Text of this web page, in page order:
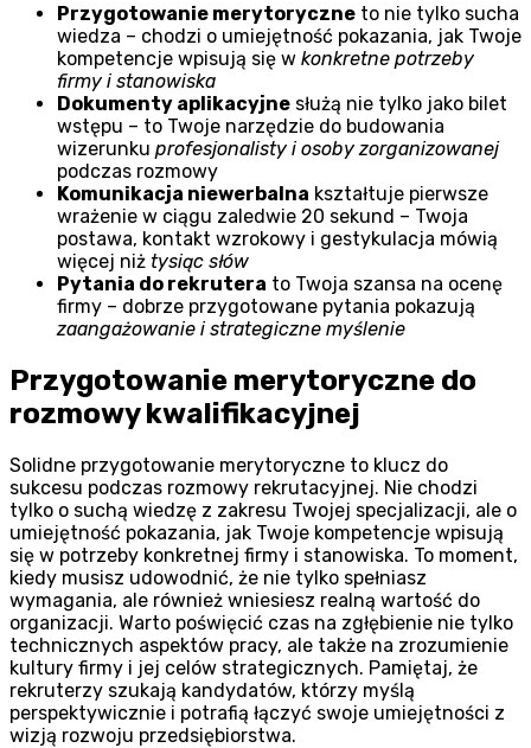
Przygotowanie merytoryczne to nie tylko sucha
wiedza – chodzi o umiejętność pokazania, jak Twoje
kompetencje wpisują się w konkretne potrzeby
firmy i stanowiska
Dokumenty aplikacyjne służą nie tylko jako bilet
wstępu – to Twoje narzędzie do budowania
wizerunku profesjonalisty i osoby zorganizowanej
podczas rozmowy
Komunikacja niewerbalna kształtuje pierwsze
wrażenie w ciągu zaledwie 20 sekund – Twoja
postawa, kontakt wzrokowy i gestykulacja mówią
więcej niż tysiąc słów
Pytania do rekrutera to Twoja szansa na ocenę
firmy – dobrze przygotowane pytania pokazują
zaangażowanie i strategiczne myślenie
Przygotowanie merytoryczne do
rozmowy kwalifikacyjnej
Solidne przygotowanie merytoryczne to klucz do
sukcesu podczas rozmowy rekrutacyjnej. Nie chodzi
tylko o suchą wiedzę z zakresu Twojej specjalizacji, ale o
umiejętność pokazania, jak Twoje kompetencje wpisują
się w potrzeby konkretnej firmy i stanowiska. To moment,
kiedy musisz udowodnić, że nie tylko spełniasz
wymagania, ale również wniesiesz realną wartość do
organizacji. Warto poświęcić czas na zgłębienie nie tylko
technicznych aspektów pracy, ale także na zrozumienie
kultury firmy i jej celów strategicznych. Pamiętaj, że
rekruterzy szukają kandydatów, którzy myślą
perspektywicznie i potrafią łączyć swoje umiejętności z
wizją rozwoju przedsiębiorstwa.